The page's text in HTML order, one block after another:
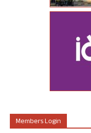
Members Login